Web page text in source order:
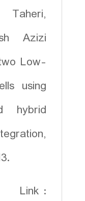
Azizi
Low-
using
hybrid
Link :